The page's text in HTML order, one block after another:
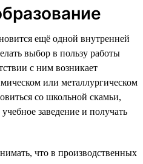
ещё одной внутренней
выбор в пользу работы
с ним возникает
или металлургическом
со школьной скамьи,
заведение и получать
что в производственных